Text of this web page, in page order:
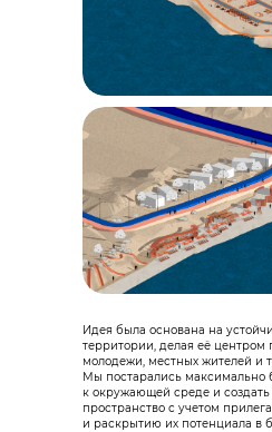
Идея была основана на
территории, делая её центром
молодежи, местных жителей и
Мы постарались максимально
к окружающей среде и создать
пространство с учетом
и раскрытию их потенциала в